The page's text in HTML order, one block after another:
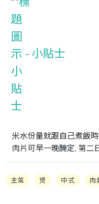
小貼士
米水份量就跟自己煮飯
肉片可早一晚醃定, 第二
主菜 煲 中式 肉